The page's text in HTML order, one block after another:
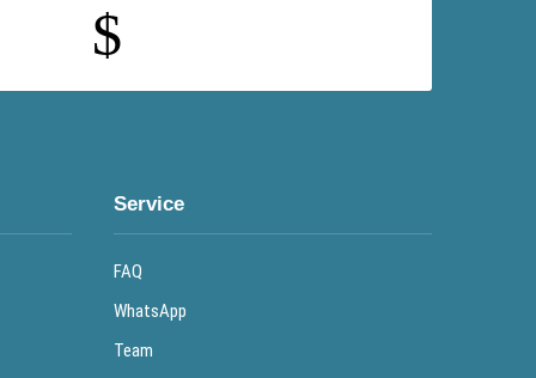
$
Service
FAQ
WhatsApp
Team